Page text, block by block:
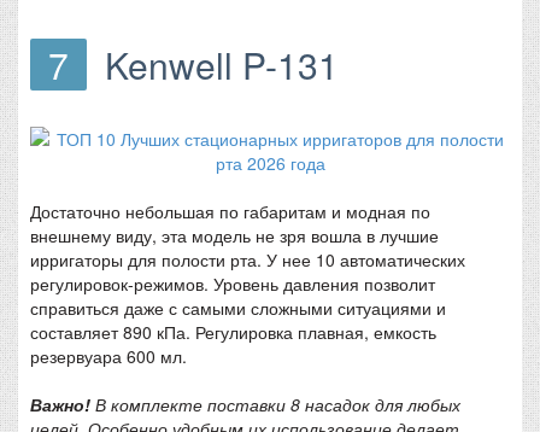
7 Kenwell P-131
Достаточно небольшая по габаритам и модная по
внешнему виду, эта модель не зря вошла в лучшие
ирригаторы для полости рта. У нее 10 автоматических
регулировок-режимов. Уровень давления позволит
справиться даже с самыми сложными ситуациями и
составляет 890 кПа. Регулировка плавная, емкость
резервуара 600 мл.
Важно! В комплекте поставки 8 насадок для любых